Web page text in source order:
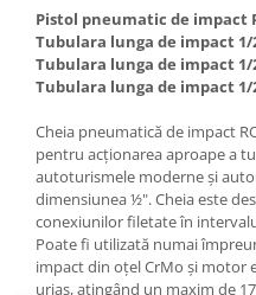
Citroen
Dacia
Fiat
Jaguar
Jeep
Lancia
Land Rover
Mazda
Mercedes
Pistol pneumatic de impact
Tubulara lunga de impact 1/
Tubulara lunga de impact 1/
Tubulara lunga de impact 1/
Cheia pneumatică de impact
pentru acționarea aproape a
autoturismele moderne și
dimensiunea ½". Cheia este
conexiunilor filetate în
Poate fi utilizată numai
impact din oțel CrMo și motor
uriaș, atingând un maxim de